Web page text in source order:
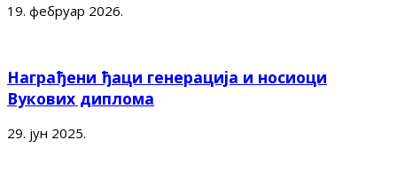
19. фебруар 2026.
Награђени ђаци генерација и носиоци
Вукових диплома
29. јун 2025.